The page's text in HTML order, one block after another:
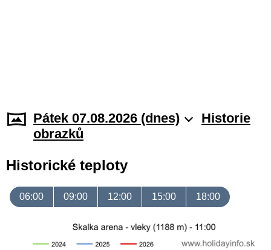
Pátek 07.08.2026 (dnes)
Historie
obrazků
Historické teploty
06:00 09:00 12:00 15:00 18:00